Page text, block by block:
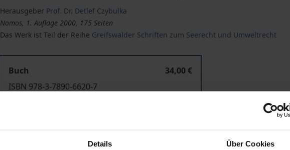
Details Über Cookies
Herausgeber Prof. Dr. Detlef Czybulka
Nomos, 1. Auflage 2000, 175 Seiten
Das Werk ist Teil der Reihe Greifswalder Schriften zum Seerecht und Umweltrecht
Buch
34,00 €
ISBN 978-3-7890-6620-7
In den Warenkorb Zur Wunschliste hinzufügen